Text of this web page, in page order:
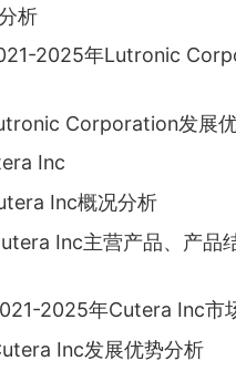
析
2025年Lutronic
Corporation发展
Inc
Inc概况分析
Inc主营产品、产品
2025年Cutera Inc市
Inc发展优势分析